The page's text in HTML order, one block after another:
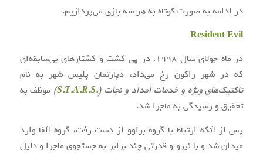
در ادامه به صورت کوتاه به هر سه بازی می‌پردازیم.
Resident Evil
در ماه جولای سال ۱۹۹۸، در پی کشت و کشتارهای بی‌سابقه‌ای
که در شهر راکون رخ می‌داد، دپارتمان پلیس شهر به نام
تاکتیک‌های ویژه و خدمات امداد و نجات (.S.T.A.R.S
) موظف به
تحقیق و رسیدگی به ماجرا شد.
پس از آنکه ارتباط با گروه براوو از دست رفت، گروه آلفا وارد
میدان شد و با نیرو و قدرتی چند برابر به جستجوی ماجرا و دلیل